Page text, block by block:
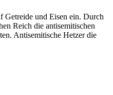
Getreide und Eisen ein. Durch
Reich die antisemitischen
Antisemitische Hetzer die